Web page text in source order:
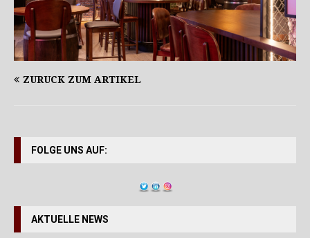
ZURÜCK ZUM ARTIKEL
FOLGE UNS AUF:
AKTUELLE NEWS